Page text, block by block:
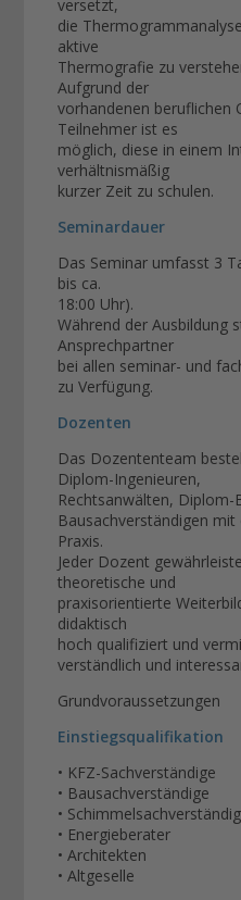
versetzt,
die
aktive
Thermografie zu
Aufgrund der
vorhandenen beruflichen
Teilnehmer ist es
möglich, diese in einem
verhältnismäßig
kurzer Zeit zu schulen.
Seminardauer
Das Seminar umfasst 3
bis ca.
18:00 Uhr).
Während der Ausbildung
Ansprechpartner
bei allen seminar- und
zu Verfügung.
Dozenten
Das Dozententeam
Diplom-Ingenieuren,
Rechtsanwälten,
Bausachverständigen
Praxis.
Jeder Dozent
theoretische und
praxisorientierte
didaktisch
hoch qualifiziert und
verständlich und
Grundvoraussetzungen
Einstiegsqualifikation
• KFZ-Sachverständige
• Bausachverständige
•
• Energieberater
• Architekten
• Altgeselle